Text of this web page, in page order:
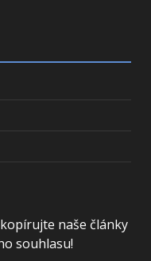
naše články
souhlasu!